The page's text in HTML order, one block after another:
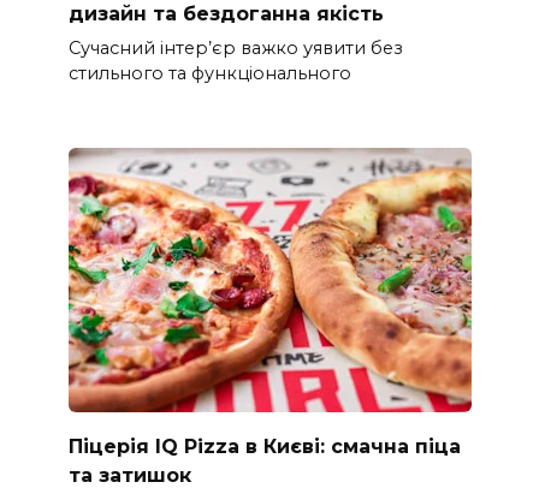
дизайн та бездоганна якість
Сучасний інтер’єр важко уявити без
стильного та функціонального
Піцерія IQ Pizza в Києві: смачна піца
та затишок